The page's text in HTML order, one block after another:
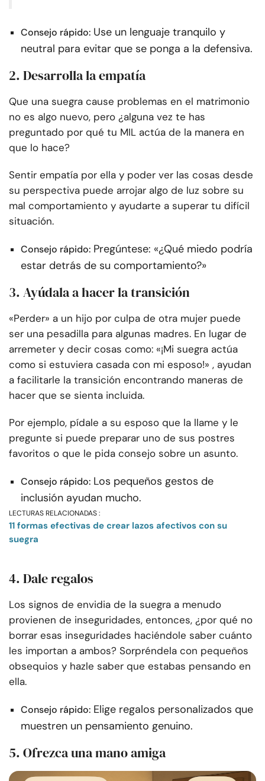
Consejo rápido: Use un lenguaje tranquilo y
neutral para evitar que se ponga a la defensiva.
2. Desarrolla la empatía
Que una suegra cause problemas en el matrimonio
no es algo nuevo, pero ¿alguna vez te has
preguntado por qué tu MIL actúa de la manera en
que lo hace?
Sentir empatía por ella y poder ver las cosas desde
su perspectiva puede arrojar algo de luz sobre su
mal comportamiento y ayudarte a superar tu difícil
situación.
Consejo rápido: Pregúntese: «¿Qué miedo podría
estar detrás de su comportamiento?»
3. Ayúdala a hacer la transición
«Perder» a un hijo por culpa de otra mujer puede
ser una pesadilla para algunas madres. En lugar de
arremeter y decir cosas como: «¡Mi suegra actúa
como si estuviera casada con mi esposo!» , ayudan
a facilitarle la transición encontrando maneras de
hacer que se sienta incluida.
Por ejemplo, pídale a su esposo que la llame y le
pregunte si puede preparar uno de sus postres
favoritos o que le pida consejo sobre un asunto.
Consejo rápido: Los pequeños gestos de
inclusión ayudan mucho.
LECTURAS RELACIONADAS :
11 formas efectivas de crear lazos afectivos con su
suegra
4. Dale regalos
Los signos de envidia de la suegra a menudo
provienen de inseguridades, entonces, ¿por qué no
borrar esas inseguridades haciéndole saber cuánto
les importan a ambos? Sorpréndela con pequeños
obsequios y hazle saber que estabas pensando en
ella.
Consejo rápido: Elige regalos personalizados que
muestren un pensamiento genuino.
5. Ofrezca una mano amiga